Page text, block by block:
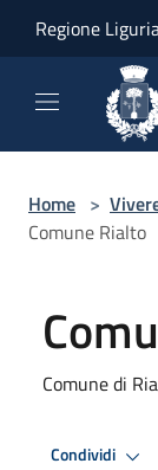
Regione
Home >
Comune Rialto
Comune di
Condividi